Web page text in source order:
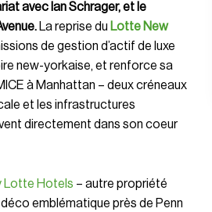
avec Ian Schrager, et le
La reprise du Lotte New
de gestion d’actif de luxe
new-yorkaise, et renforce sa
à Manhattan – deux créneaux
et les infrastructures
directement dans son coeur
Lotte Hotels – autre propriété
emblématique près de Penn